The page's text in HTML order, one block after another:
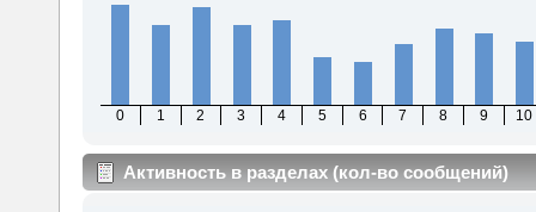
0 1 2 3 4 5 6 7 8 9 10
Активность в разделах (кол-во сообщений)